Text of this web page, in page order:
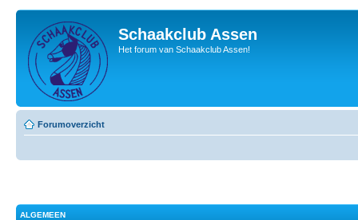
Schaakclub Assen
Het forum van Schaakclub Assen!
Forumoverzicht
ALGEMEEN